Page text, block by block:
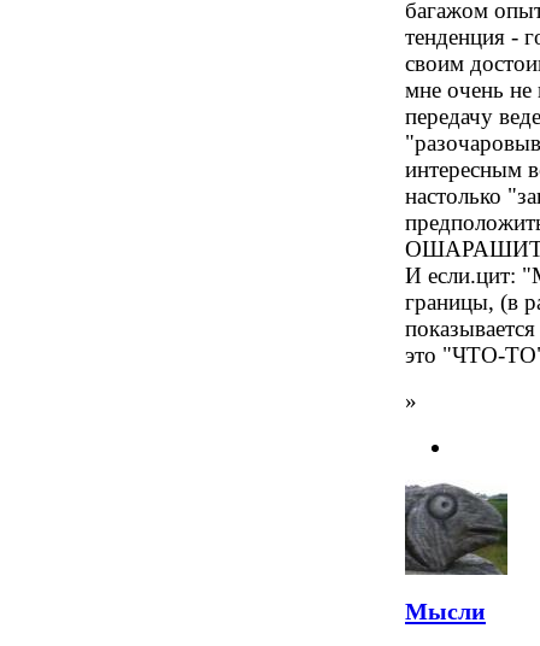
багажом
тенденция -
своим
мне очень не
передачу
интересным
настолько
И если.цит:
границы, (в
это "ЧТО-
»
Мысли